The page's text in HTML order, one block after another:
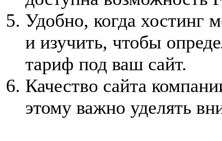
Удобно, когда хостинг
и изучить, чтобы
тариф под ваш сайт.
Качество сайта
этому важно уделять